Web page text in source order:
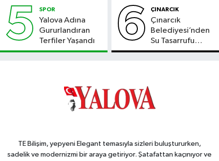
5 SPOR
Yalova Adına
Gururlandıran
Terfiler Yaşandı
6 ÇINARCIK
Çınarcık
Belediyesi’nden
Su Tasarrufu
Çağrısı
TE Bilişim, yepyeni Elegant temasıyla sizleri buluştururken,
sadelik ve modernizmi bir araya getiriyor. Şatafattan kaçınıyor ve